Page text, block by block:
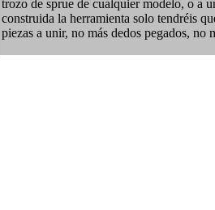
trozo de sprue de cualquier modelo, o a
construida la herramienta solo tendréis
piezas a unir, no más dedos pegados, no